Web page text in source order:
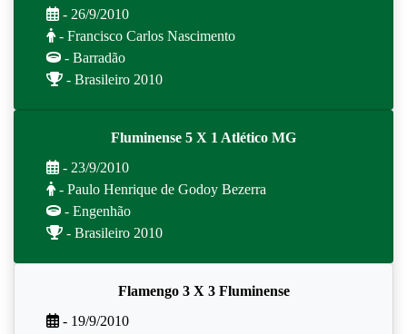
- 26/9/2010
- Francisco Carlos Nascimento
- Barradão
- Brasileiro 2010
Fluminense 5 X 1 Atlético MG
- 23/9/2010
- Paulo Henrique de Godoy Bezerra
- Engenhão
- Brasileiro 2010
Flamengo 3 X 3 Fluminense
- 19/9/2010